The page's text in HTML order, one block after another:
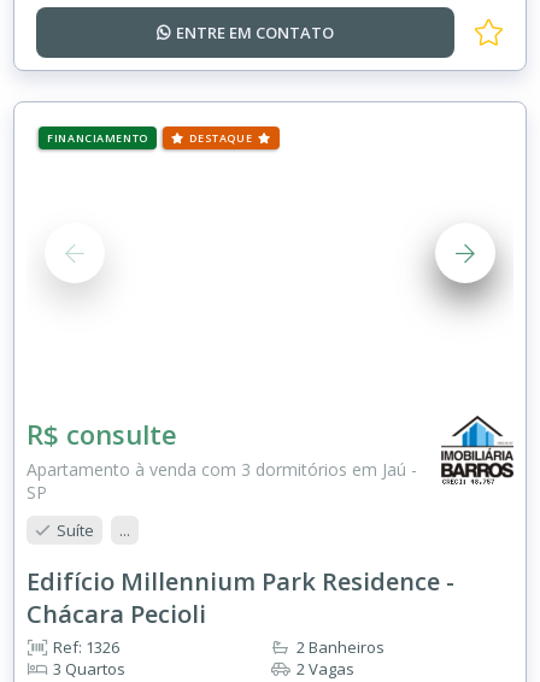
ENTRE EM CONTATO
FINANCIAMENTO DESTAQUE
R$ consulte
Apartamento à venda com 3 dormitórios em Jaú -
SP
Suíte ...
Edifício Millennium Park Residence -
Chácara Pecioli
Ref: 1326
3 Quartos
2 Banheiros
2 Vagas